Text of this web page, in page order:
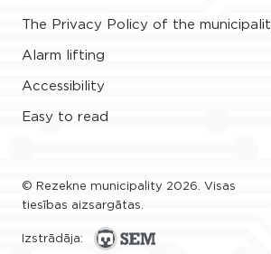
The Privacy Policy of the
Alarm lifting
Accessibility
Easy to read
© Rezekne municipality 2026. Visas
tiesības aizsargātas.
Izstrādāja: